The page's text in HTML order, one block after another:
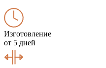
Изготовление
от 5 дней